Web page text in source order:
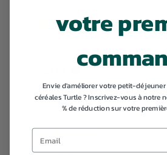
★★★
Rueil-Malmaison, France
★★★★★
votre
Envie d'améliorer votre petit-déjeuner
céréales Turtle ? Inscrivez-vous à notre
% de réduction sur votre